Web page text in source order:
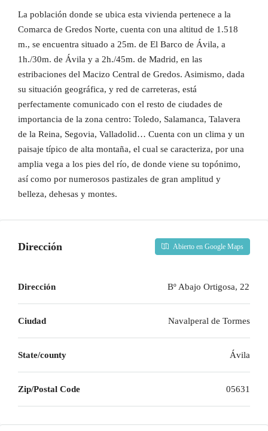
La población donde se ubica esta vivienda pertenece a la
Comarca de Gredos Norte, cuenta con una altitud de 1.518
m., se encuentra situado a 25m. de El Barco de Ávila, a
1h./30m. de Ávila y a 2h./45m. de Madrid, en las
estribaciones del Macizo Central de Gredos. Asimismo, dada
su situación geográfica, y red de carreteras, está
perfectamente comunicado con el resto de ciudades de
importancia de la zona centro: Toledo, Salamanca, Talavera
de la Reina, Segovia, Valladolid… Cuenta con un clima y un
paisaje típico de alta montaña, el cual se caracteriza, por una
amplia vega a los pies del río, de donde viene su topónimo,
así como por numerosos pastizales de gran amplitud y
belleza, dehesas y montes.
Dirección Abierto en Google Maps
Dirección Bº Abajo Ortigosa, 22
Ciudad Navalperal de Tormes
State/county Ávila
Zip/Postal Code 05631